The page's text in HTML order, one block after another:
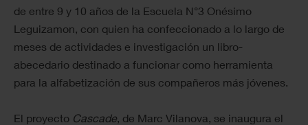
de entre 9 y 10 años de la Escuela N°3 Onésimo
Leguizamon, con quien ha confeccionado a lo largo de
meses de actividades e investigación un libro-
abecedario destinado a funcionar como herramienta
para la alfabetización de sus compañeros más jóvenes.
El proyecto Cascade, de Marc Vilanova, se inaugura el